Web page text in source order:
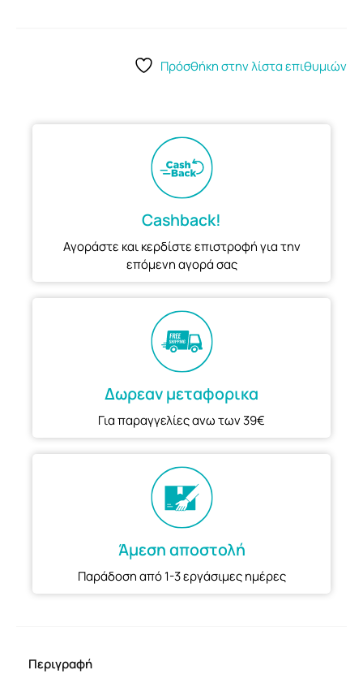
Πρόσθήκη στην λίστα επιθυμιών
Cashback!
Αγοράστε και κερδίστε επιστροφή για την
επόμενη αγορά σας
Δωρεαν μεταφορικα
Για παραγγελίες ανω των 39€
Άμεση αποστολή
Παράδοση από 1-3 εργάσιμες ημέρες
Περιγραφή